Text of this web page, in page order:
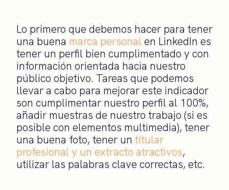
Lo primero que debemos hacer para tener
una buena marca personal en LinkedIn es
tener un perfil bien cumplimentado y con
información orientada hacia nuestro
público objetivo. Tareas que podemos
llevar a cabo para mejorar este indicador
son cumplimentar nuestro perfil al 100%,
añadir muestras de nuestro trabajo (si es
posible con elementos multimedia), tener
una buena foto, tener un titular
profesional y un extracto atractivos,
utilizar las palabras clave correctas, etc.